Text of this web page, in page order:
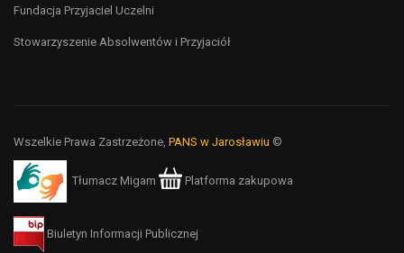
Fundacja Przyjaciel Uczelni
Stowarzyszenie Absolwentów i Przyjaciół
Wszelkie Prawa Zastrzeżone, PANS w Jarosławiu ©
Tłumacz Migam Platforma zakupowa
Biuletyn Informacji Publicznej